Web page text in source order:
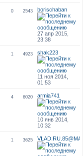
0 2543 borischaban
27 апр 2015,
23:38
1 4923 shak223
11 ноя 2014,
01:53
4 6020 armia741
10 янв 2014,
10:32
1 3625